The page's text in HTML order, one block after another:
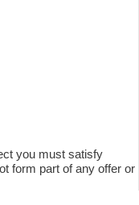
you must satisfy
form part of any offer or